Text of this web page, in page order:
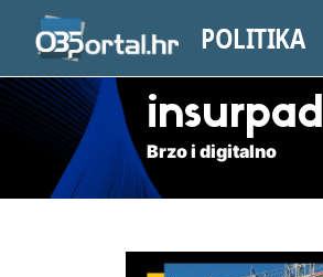
POLITIKA
insurpad
Brzo i digitalno